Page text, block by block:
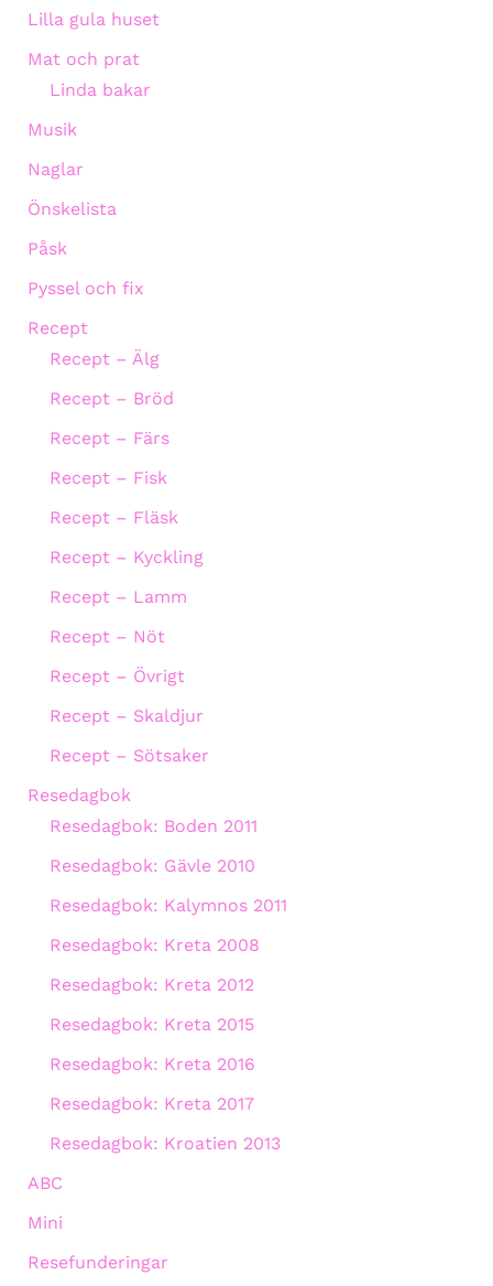
Lilla gula huset
Mat och prat
Linda bakar
Musik
Naglar
Önskelista
Påsk
Pyssel och fix
Recept
Recept – Älg
Recept – Bröd
Recept – Färs
Recept – Fisk
Recept – Fläsk
Recept – Kyckling
Recept – Lamm
Recept – Nöt
Recept – Övrigt
Recept – Skaldjur
Recept – Sötsaker
Resedagbok
Resedagbok: Boden 2011
Resedagbok: Gävle 2010
Resedagbok: Kalymnos 2011
Resedagbok: Kreta 2008
Resedagbok: Kreta 2012
Resedagbok: Kreta 2015
Resedagbok: Kreta 2016
Resedagbok: Kreta 2017
Resedagbok: Kroatien 2013
ABC
Mini
Resefunderingar